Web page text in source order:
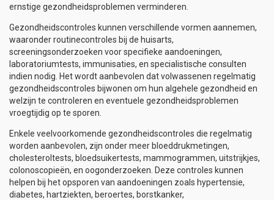
ernstige gezondheidsproblemen verminderen.
Gezondheidscontroles kunnen verschillende vormen aannemen,
waaronder routinecontroles bij de huisarts,
screeningsonderzoeken voor specifieke aandoeningen,
laboratoriumtests, immunisaties, en specialistische consulten
indien nodig. Het wordt aanbevolen dat volwassenen regelmatig
gezondheidscontroles bijwonen om hun algehele gezondheid en
welzijn te controleren en eventuele gezondheidsproblemen
vroegtijdig op te sporen.
Enkele veelvoorkomende gezondheidscontroles die regelmatig
worden aanbevolen, zijn onder meer bloeddrukmetingen,
cholesteroltests, bloedsuikertests, mammogrammen, uitstrijkjes,
colonoscopieën, en oogonderzoeken. Deze controles kunnen
helpen bij het opsporen van aandoeningen zoals hypertensie,
diabetes, hartziekten, beroertes, borstkanker,